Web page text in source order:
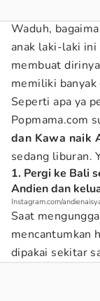
Waduh,
anak laki-laki
membuat
memiliki banyak
Seperti apa ya
Popmama.com
dan Kawa naik
sedang liburan.
1. Pergi ke Bali
Andien dan
Instagram.com/
Saat
mencantumkan
dipakai sekitar